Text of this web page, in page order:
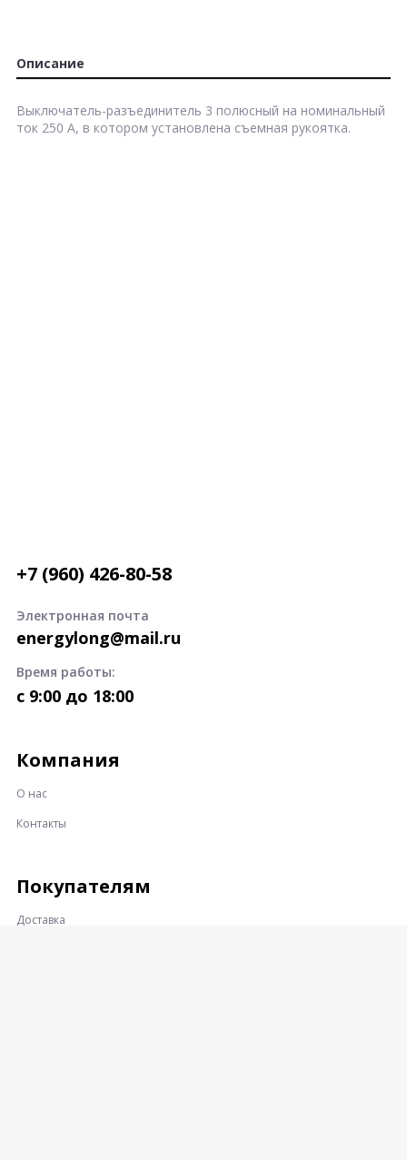
Описание
Выключатель-разъединитель 3 полюсный на номинальный
ток 250 А, в котором установлена съемная рукоятка.
+7 (960) 426-80-58
Электронная почта
energylong@mail.ru
Время работы:
c 9:00 до 18:00
Компания
О нас
Контакты
Покупателям
Доставка